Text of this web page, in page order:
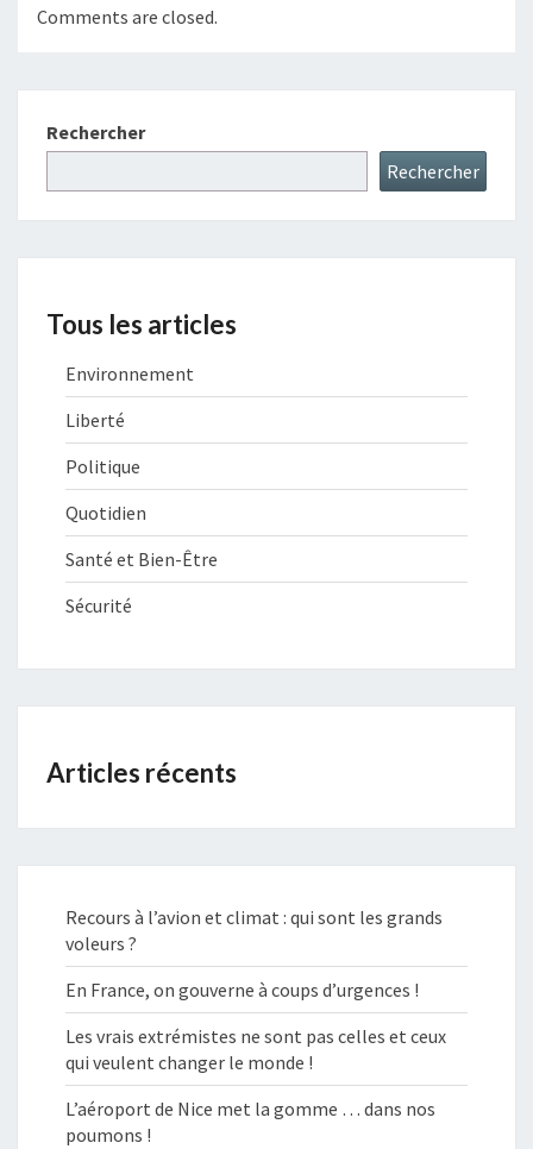
Comments are closed.
Rechercher
Rechercher
Tous les articles
Environnement
Liberté
Politique
Quotidien
Santé et Bien-Être
Sécurité
Articles récents
Recours à l’avion et climat : qui sont les grands
voleurs ?
En France, on gouverne à coups d’urgences !
Les vrais extrémistes ne sont pas celles et ceux
qui veulent changer le monde !
L’aéroport de Nice met la gomme … dans nos
poumons !